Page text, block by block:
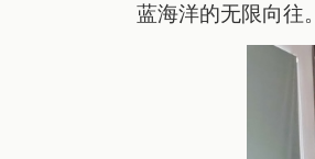
蓝海洋的无限向往。